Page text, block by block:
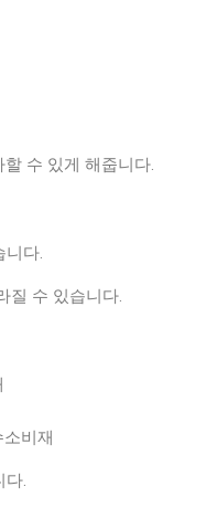
수 있게 해줍니다.
다.
질 수 있습니다.
비재
.